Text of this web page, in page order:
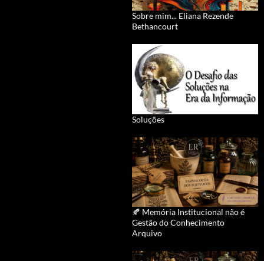
Sobre mim... Eliana Rezende
Bethancourt
Soluções
🍂 Memória Institucional não é
Gestão do Conhecimento
Arquivo